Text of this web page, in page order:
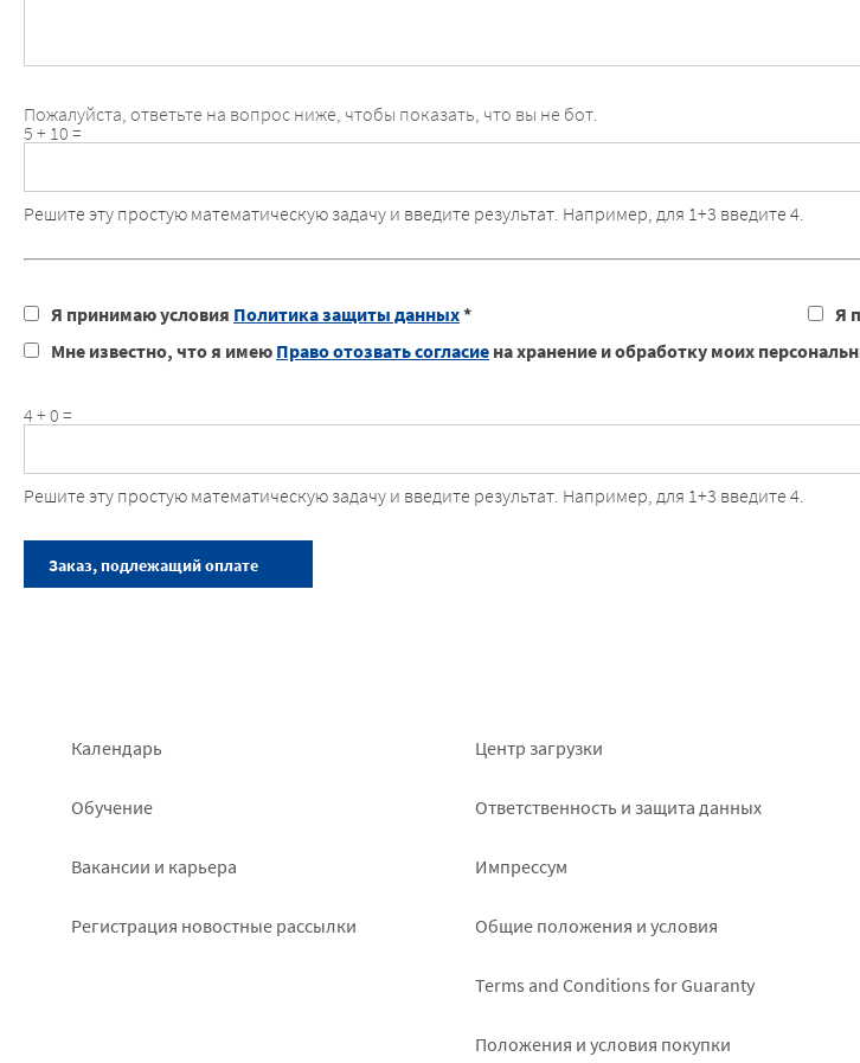
Пожалуйста, ответьте на вопрос ниже, чтобы показать, что вы не бот.
5 + 10 =
Решите эту простую математическую задачу и введите результат. Например, для 1+3 введите 4.
Я принимаю условия Политика защиты данных* Я
Мне известно, что я имею Право отозвать согласие на хранение и обработку моих
4 + 0 =
Решите эту простую математическую задачу и введите результат. Например, для 1+3 введите 4.
Footer
left
Календарь
Обучение
Вакансии и карьера
Pегистрация новостные рассылки
Footer
right
Центр загрузки
Ответственность и защита данных
Импрессум
Общие положения и условия
Terms and Conditions for Guaranty
Положения и условия покупки